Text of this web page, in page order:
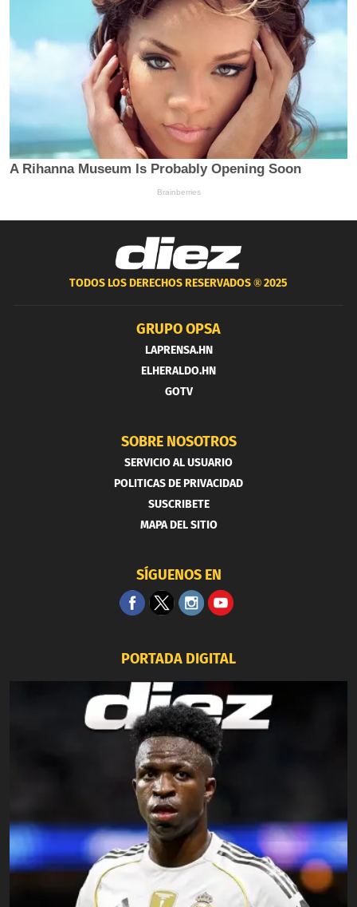
TODOS LOS DERECHOS RESERVADOS ®2025
GRUPO OPSA
LAPRENSA.HN
ELHERALDO.HN
GOTV
SOBRE NOSOTROS
SERVICIO AL USUARIO
POLITICAS DE PRIVACIDAD
SUSCRIBETE
MAPA DEL SITIO
SÍGUENOS EN
PORTADA DIGITAL